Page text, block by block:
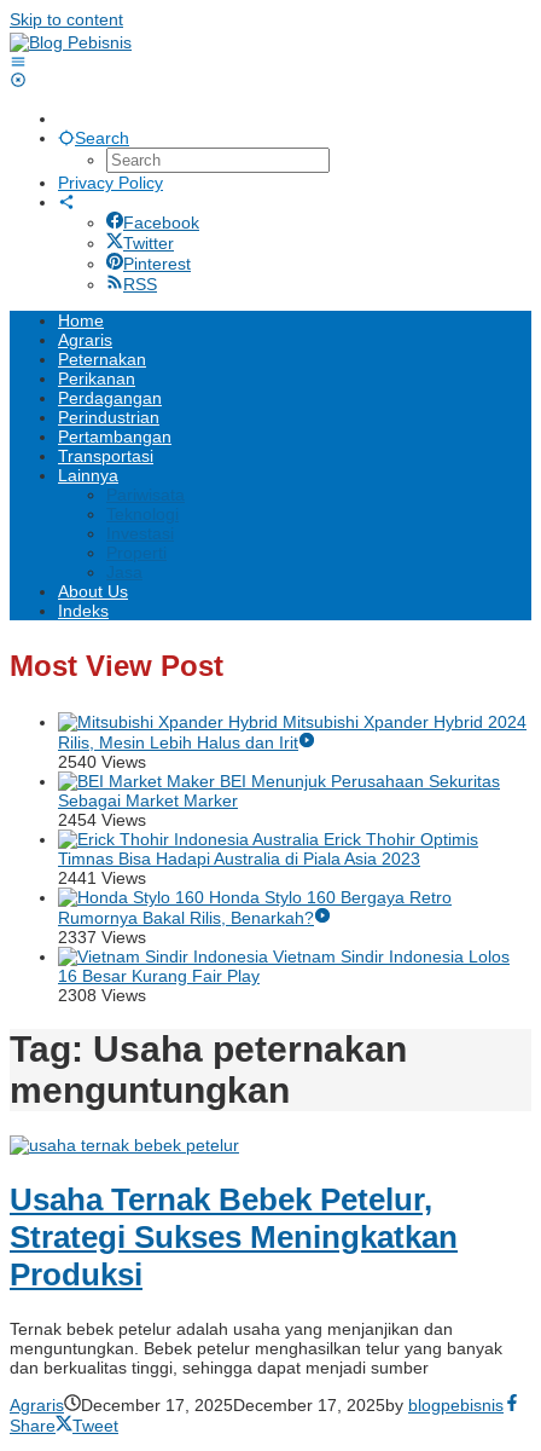
Skip to content
Search
Privacy Policy
Facebook
Twitter
Pinterest
RSS
Home
Agraris
Peternakan
Perikanan
Perdagangan
Perindustrian
Pertambangan
Transportasi
Lainnya
Pariwisata
Teknologi
Investasi
Properti
Jasa
About Us
Indeks
Most View Post
Mitsubishi Xpander Hybrid 2024
Rilis, Mesin Lebih Halus dan Irit
2540 Views
BEI Menunjuk Perusahaan Sekuritas
Sebagai Market Marker
2454 Views
Erick Thohir Optimis
Timnas Bisa Hadapi Australia di Piala Asia 2023
2441 Views
Honda Stylo 160 Bergaya Retro
Rumornya Bakal Rilis, Benarkah?
2337 Views
Vietnam Sindir Indonesia Lolos
16 Besar Kurang Fair Play
2308 Views
Tag: Usaha peternakan
menguntungkan
Usaha Ternak Bebek Petelur,
Strategi Sukses Meningkatkan
Produksi
Ternak bebek petelur adalah usaha yang menjanjikan dan
menguntungkan. Bebek petelur menghasilkan telur yang banyak
dan berkualitas tinggi, sehingga dapat menjadi sumber
Agraris
December 17, 2025December 17, 2025by blogpebisnis
Share
Tweet